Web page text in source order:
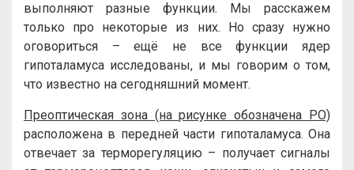
выполняют разные функции. Мы расскажем
только про некоторые из них. Но сразу нужно
оговориться – ещё не все функции ядер
гипоталамуса исследованы, и мы говорим о том,
что известно на сегодняшний момент.
Преоптическая зона (на рисунке обозначена PO)
расположена в передней части гипоталамуса. Она
отвечает за терморегуляцию – получает сигналы